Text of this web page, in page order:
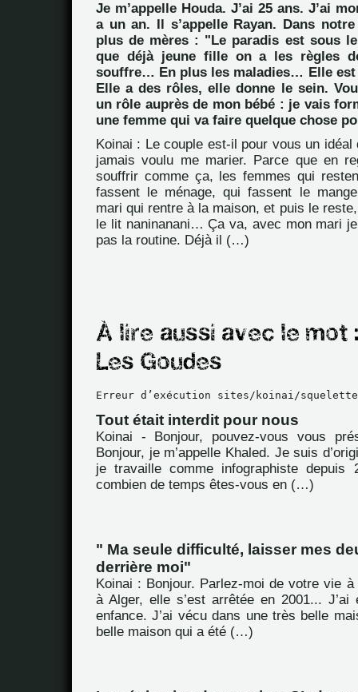
Je m’appelle Houda. J’ai 25 ans. J’ai
a un an. Il s’appelle Rayan. Dans
plus de mères : "Le paradis est sous
que déjà jeune fille on a les règles
souffre… En plus les maladies… Elle est
Elle a des rôles, elle donne le sein.
un rôle auprès de mon bébé : je vais
une femme qui va faire quelque chose
Koinai : Le couple est-il pour vous un idéal
jamais voulu me marier. Parce que en
souffrir comme ça, les femmes qui
fassent le ménage, qui fassent le
mari qui rentre à la maison, et puis le
le lit naninanani… Ça va, avec mon mari
pas la routine. Déjà il (…)
Erreur d’exécution sites/koinai/
Tout était interdit pour nous
Koinai - Bonjour, pouvez-vous vous
Bonjour, je m’appelle Khaled. Je suis
je travaille comme infographiste depuis
combien de temps êtes-vous en (…)
" Ma seule difficulté, laisser mes
derrière moi"
Koinai : Bonjour. Parlez-moi de votre vie
à Alger, elle s’est arrêtée en 2001... J’ai
enfance. J’ai vécu dans une très belle
belle maison qui a été (…)